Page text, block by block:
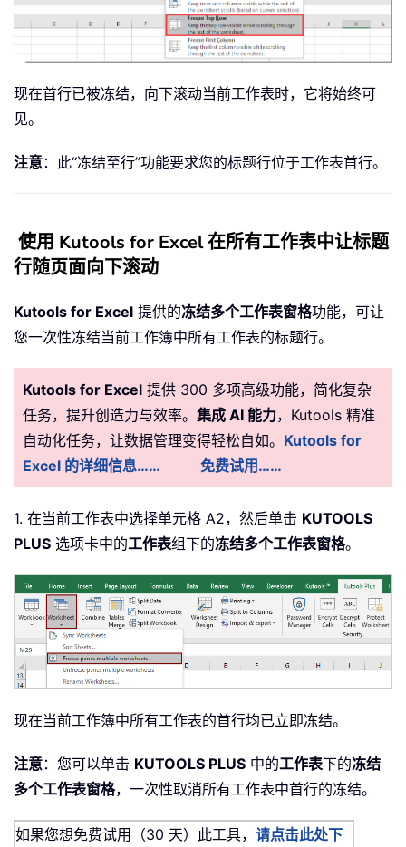
现在首行已被冻结，向下滚动当前工作表时，它将始终可
见。
注意：此“冻结至行”功能要求您的标题行位于工作表首行。
使用 Kutools for Excel 在所有工作表中让标题
行随页面向下滚动
Kutools for Excel 提供的冻结多个工作表窗格功能，可让
您一次性冻结当前工作簿中所有工作表的标题行。
Kutools for Excel 提供 300 多项高级功能，简化复杂
任务，提升创造力与效率。 集成 AI 能力，Kutools 精准
自动化任务，让数据管理变得轻松自如。 Kutools for
Excel 的详细信息……
免费试用……
1. 在当前工作表中选择单元格 A2，然后单击 KUTOOLS
PLUS 选项卡中的工作表组下的冻结多个工作表窗格。
现在当前工作簿中所有工作表的首行均已立即冻结。
注意：您可以单击 KUTOOLS PLUS 中的工作表下的冻结
多个工作表窗格，一次性取消所有工作表中首行的冻结。
如果您想免费试用（30 天）此工具， 请点击此处下